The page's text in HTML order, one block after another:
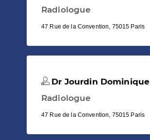
Radiologue
47 Rue de la Convention, 75015 Paris
Dr Jourdin Dominique
Radiologue
47 Rue de la Convention, 75015 Paris